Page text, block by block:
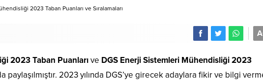
2023 Taban Puanları ve Sıralamaları
A
2023 Taban Puanlarıve DGS Enerji Sistemleri Mühendisliği 2023
paylaşılmıştır. 2023 yılında DGS’ye girecek adaylara fikir ve bilgi